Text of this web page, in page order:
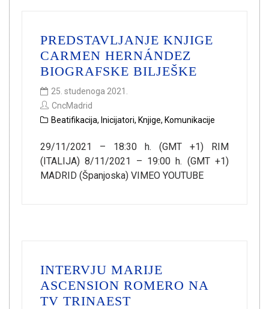
PREDSTAVLJANJE KNJIGE
CARMEN HERNÁNDEZ
BIOGRAFSKE BILJEŠKE
25. studenoga 2021.
CncMadrid
Beatifikacija, Inicijatori, Knjige, Komunikacije
29/11/2021 – 18:30 h. (GMT +1) RIM
(ITALIJA) 8/11/2021 – 19:00 h. (GMT +1)
MADRID (Španjoska) VIMEO YOUTUBE
INTERVJU MARIJE
ASCENSION ROMERO NA
TV TRINAEST